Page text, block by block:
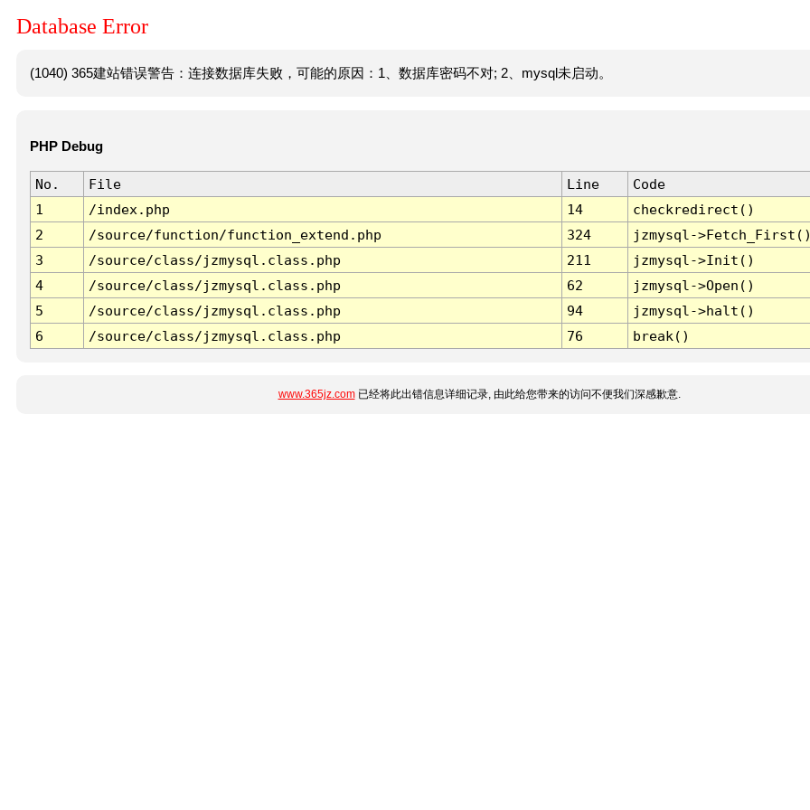
Database Error
(1040) 365建站错误警告：连接数据库失败，可能的原因：1、数据库密码不对; 2、mysql未启动。
PHP Debug
No. File Line
Code
1
/index.php 14
checkredirect()
2
/source/function/function_extend.php 324
jzmysql-
3
/source/class/jzmysql.class.php 211
jzmysql->Init()
4
/source/class/jzmysql.class.php 62
jzmysql->Open()
5
/source/class/jzmysql.class.php 94
jzmysql->halt()
6
/source/class/jzmysql.class.php 76 break()
www.365jz.com已经将此出错信息详细记录, 由此给您带来的访问不便我们深感歉意.